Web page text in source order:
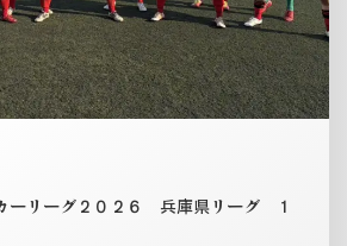
ーリーグ２０２６ 兵庫県リーグ １